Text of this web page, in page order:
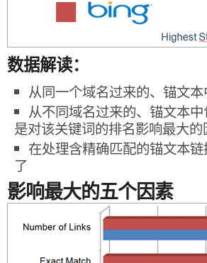
数据解读：
从同一个域名过来的、锚文
从不同域名过来的、锚文本
是对该关键词的排名影响最大
在处理含精确匹配的锚文本
了
影响最大的五个因素